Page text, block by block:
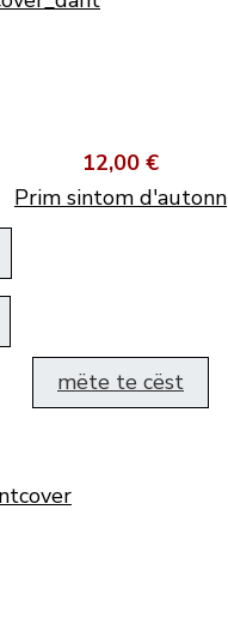
12,00 €
Prim sintom d'autonn
mëte te cëst